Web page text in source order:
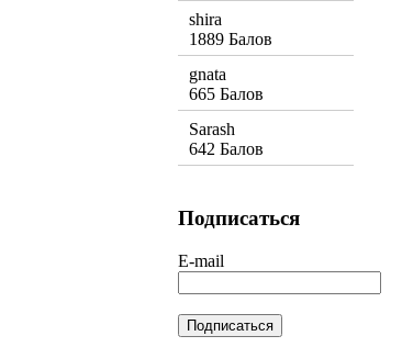
shira
1889 Балов
gnata
665 Балов
Sarash
642 Балов
Подписаться
E-mail